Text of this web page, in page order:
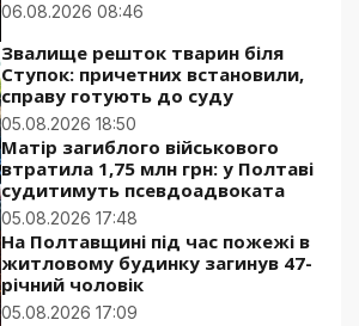
06.08.2026 08:46
Звалище решток тварин біля
Ступок: причетних встановили,
справу готують до суду
05.08.2026 18:50
Матір загиблого військового
втратила 1,75 млн грн: у Полтаві
судитимуть псевдоадвоката
05.08.2026 17:48
На Полтавщині під час пожежі в
житловому будинку загинув 47-
річний чоловік
05.08.2026 17:09